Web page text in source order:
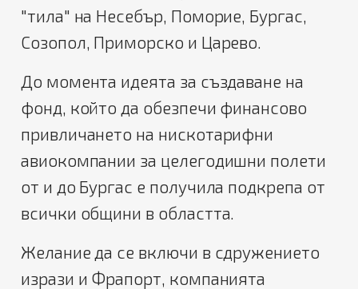
"тила" на Несебър, Поморие, Бургас,
Созопол, Приморско и Царево.
До момента идеята за създаване на
фонд, който да обезпечи финансово
привличането на нискотарифни
авиокомпании за целегодишни полети
от и до Бургас е получила подкрепа от
всички общини в областта.
Желание да се включи в сдружението
изрази и Фрапорт, компанията